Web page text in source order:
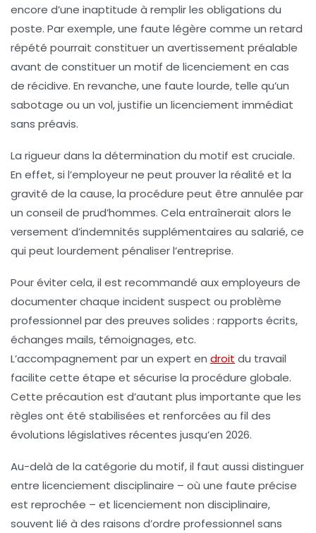
encore d’une inaptitude à remplir les obligations du
poste. Par exemple, une faute légère comme un retard
répété pourrait constituer un avertissement préalable
avant de constituer un motif de licenciement en cas
de récidive. En revanche, une faute lourde, telle qu’un
sabotage ou un vol, justifie un licenciement immédiat
sans préavis.
La rigueur dans la détermination du motif est cruciale.
En effet, si l’employeur ne peut prouver la réalité et la
gravité de la cause, la procédure peut être annulée par
un conseil de prud’hommes. Cela entraînerait alors le
versement d’indemnités supplémentaires au salarié, ce
qui peut lourdement pénaliser l’entreprise.
Pour éviter cela, il est recommandé aux employeurs de
documenter chaque incident suspect ou problème
professionnel par des preuves solides : rapports écrits,
échanges mails, témoignages, etc.
L’accompagnement par un expert en droit du travail
facilite cette étape et sécurise la procédure globale.
Cette précaution est d’autant plus importante que les
règles ont été stabilisées et renforcées au fil des
évolutions législatives récentes jusqu’en 2026.
Au-delà de la catégorie du motif, il faut aussi distinguer
entre licenciement disciplinaire – où une faute précise
est reprochée – et licenciement non disciplinaire,
souvent lié à des raisons d’ordre professionnel sans